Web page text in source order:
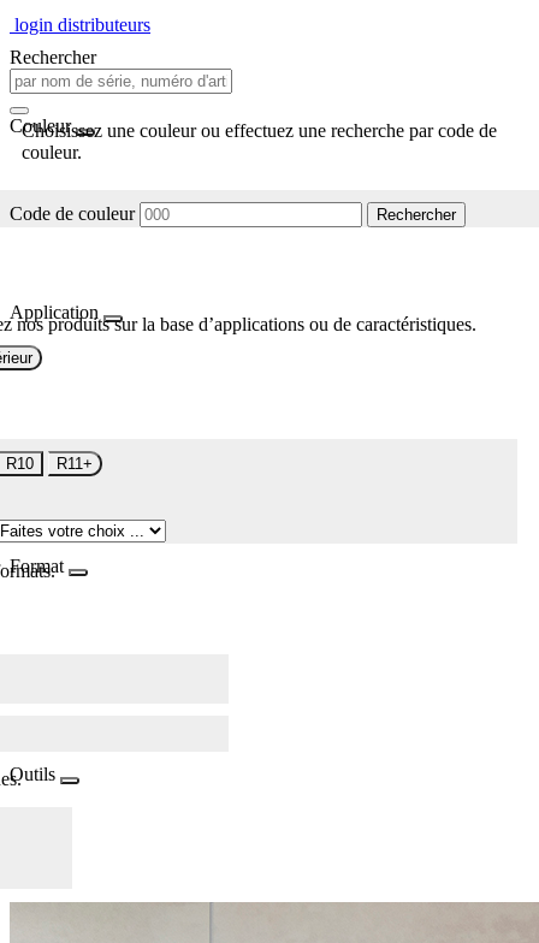
login distributeurs
Rechercher
Couleur
Choisissez une couleur ou effectuez une recherche par code de
couleur.
Code de couleur Rechercher
Application
nos produits sur la base d’applications ou de caractéristiques.
R10 R11+
Format
Outils